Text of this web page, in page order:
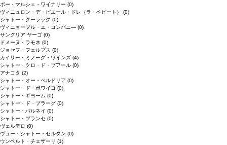
ボー・マルシェ・ワイナリー (0)
ヴィニュロン・デ・ピエール・ドレ（ラ・ペピート） (0)
シャトー・クーラック (0)
ヴィニョーブル・エ・コンパニ― (0)
サングリア ヤーゴ (0)
ドメーヌ・ラモネ (0)
ジョセフ・フェルプス (0)
カイリー・ミノーグ・ワインズ (4)
シャトー・クロ・ド・ブアール (0)
アナコタ (2)
シャトー・オー・ペルドリア (0)
シャトー・ド・ボワイヨ (0)
シャトー・ギヨーム (0)
シャトー・ド・ブラーグ (0)
シャトー・パルネイ (0)
シャトー・プランセ (0)
ヴェルデロ (0)
ヴュー・シャトー・セルタン (0)
ウンベルト・チェザーリ (1)